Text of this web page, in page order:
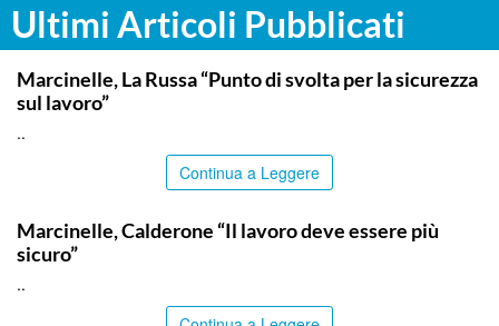
Ultimi Articoli Pubblicati
ITALPRESS
Marcinelle, La Russa “Punto di svolta per la sicurezza
sul lavoro”
..
Continua a Leggere
Marcinelle, Calderone “Il lavoro deve essere più
sicuro”
..